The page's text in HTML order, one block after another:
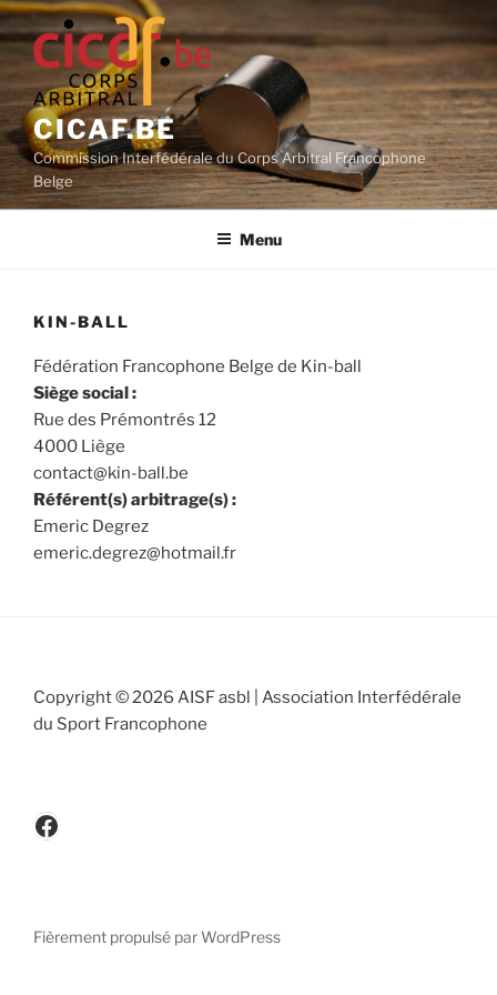
Aller
au
contenu
principal
CICAF.BE
Commission Interfédérale du Corps Arbitral Francophone
Belge
Menu
KIN-BALL
Fédération Francophone Belge de Kin-ball
Siège social :
Rue des Prémontrés 12
4000 Liège
contact@kin-ball.be
Référent(s) arbitrage(s) :
Emeric Degrez
emeric.degrez@hotmail.fr
Copyright © 2026 AISF asbl | Association Interfédérale
du Sport Francophone
www.facebook.be/cicafbe
Fièrement propulsé par WordPress